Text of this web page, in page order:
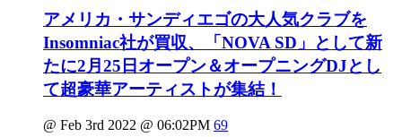
アメリカ・サンディエゴの大人気クラブを
Insomniac社が買収、「NOVA SD」として新
たに2月25日オープン＆オープニングDJとし
て超豪華アーティストが集結！
@ Feb 3rd 2022 @ 06:02PM 69